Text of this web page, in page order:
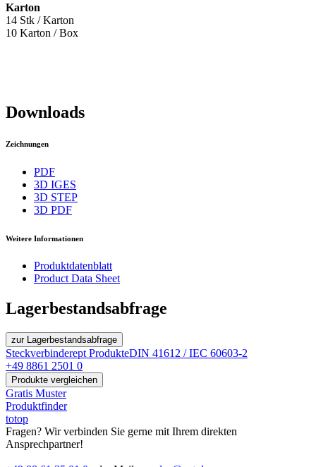
Karton
14 Stk / Karton
10 Karton / Box
Downloads
Zeichnungen
PDF
3D IGES
3D STEP
3D PDF
Weitere Informationen
Produktdatenblatt
Product Data Sheet
Lagerbestandsabfrage
zur Lagerbestandsabfrage
Steckverbinderept ProdukteDIN 41612 / IEC 60603-2
+49 8861 2501 0
Produkte vergleichen
Gratis Muster
Produktfinder
totop
Fragen? Wir verbinden Sie gerne mit Ihrem direkten
Ansprechpartner!